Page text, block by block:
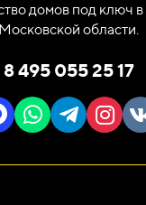
домов под ключ
Московской области.
8 495 055 25 17